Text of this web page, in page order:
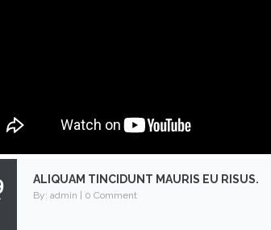
ALIQUAM TINCIDUNT MAURIS EU RISUS.
By: admin 0 Comment